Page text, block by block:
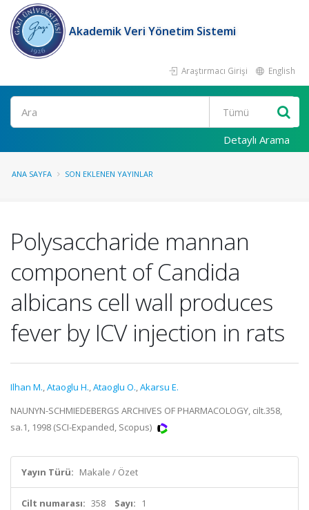
Akademik Veri Yönetim Sistemi
Araştırmacı Girişi English
Ara
Detaylı Arama
ANA SAYFA SON EKLENEN YAYINLAR
Polysaccharide mannan
component of Candida
albicans cell wall produces
fever by ICV injection in rats
Ilhan M.,Ataoglu H.,Ataoglu O.,Akarsu E.
NAUNYN-SCHMIEDEBERGS ARCHIVES OF PHARMACOLOGY, cilt.358,
sa.1, 1998 (SCI-Expanded, Scopus)
Yayın Türü: Makale / Özet
Cilt numarası: 358 Sayı: 1